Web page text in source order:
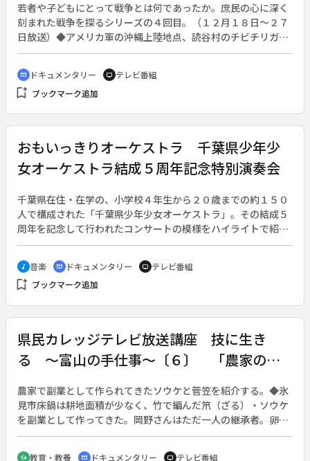
若者や子どもにとって戦争とは何であったか。庶民の心に深く
刻まれた戦争を探るシリーズの４回目。（１２月１８日～２７
日放送）◆アメリカ軍の沖縄上陸地点、読谷村のチビチリガマ
での悲劇をいまも語り部として説き続ける、反戦地主といわれ
た男性の一家。集団自決をまぬかれたシムクガマで生き残り、
４１年ぶりにガマに入ってお詫びの祈りをささげた女性。戦争
の記憶を次の世代に伝える二人の証言を軸に、西山正啓監督の
cinematic_blur ドキュメンタリー tv テレビ番組
bookmark_add ブックマーク追加
おもいっきりオーケストラ 千葉県少年少
女オーケストラ結成５周年記念特別演奏会
千葉県在住・在学の、小学校４年生から２０歳までの約１５０
人で構成された「千葉県少年少女オーケストラ」。その結成５
周年を記念して行われたコンサートの模様をハイライトで紹介
する。また、コンサートマスターをつとめる大学生が、各パー
トの練習風景などを取材し、団員たちの音楽にかける情熱や喜
びなどを伝える。
music_note 音楽 cinematic_blur ドキュメンタリー tv テレビ番組
bookmark_add ブックマーク追加
県民カレッジテレビ放送講座 技に生き
る ～富山の手仕事～〔６〕 「農家の手
農家で副業として作られてきたソウケと菅笠を紹介する。◆氷
見市床鍋は耕地面積が少なく、竹で編んだ笊（ざる）・ソウケ
を副業として作ってきた。岡野さんはただ一人の継承者。卵形
の枠にタケボネを取り付け、アミダケで編んでいく。昭和２０
年代には家族総出で作業が行われ、友達の家に遊びに行っても
school 教育・教養 cinematic_blur ドキュメンタリー tv テレビ番組